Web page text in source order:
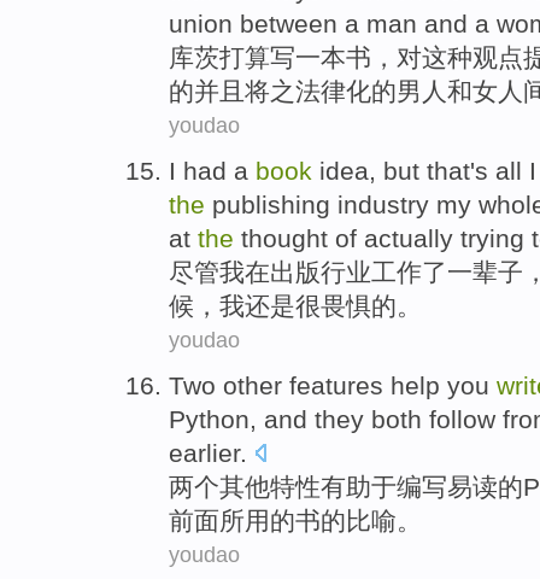
union between a man and a
库茨打算写一本书 ，对这种观点
的并且 将之法律化的男人 和女人
youdao
I had a book idea, but that's all
the publishing industry my
at the thought of actually trying
尽管我在出版行业工作了一辈子
候，我还是很畏惧的。
youdao
Two other features help you
Python, and they both follow
earlier.
两个其他特性有助于编写易读的
前面所用的书的比喻。
youdao